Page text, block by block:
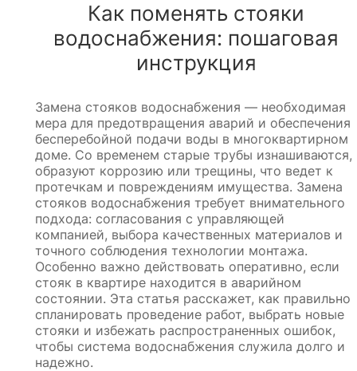
Как поменять стояки
водоснабжения: пошаговая
инструкция
Замена стояков водоснабжения — необходимая
мера для предотвращения аварий и обеспечения
бесперебойной подачи воды в многоквартирном
доме. Со временем старые трубы изнашиваются,
образуют коррозию или трещины, что ведет к
протечкам и повреждениям имущества. Замена
стояков водоснабжения требует внимательного
подхода: согласования с управляющей
компанией, выбора качественных материалов и
точного соблюдения технологии монтажа.
Особенно важно действовать оперативно, если
стояк в квартире находится в аварийном
состоянии. Эта статья расскажет, как правильно
спланировать проведение работ, выбрать новые
стояки и избежать распространенных ошибок,
чтобы система водоснабжения служила долго и
надежно.